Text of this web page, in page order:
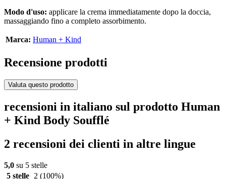
Modo d'uso: applicare la crema immediatamente dopo la doccia,
massaggiando fino a completo assorbimento.
Marca: Human + Kind
Recensione prodotti
Valuta questo prodotto
recensioni in italiano sul prodotto Human
+ Kind Body Soufflé
2 recensioni dei clienti in altre lingue
5,0 su 5 stelle
5 stelle
2 (100%)